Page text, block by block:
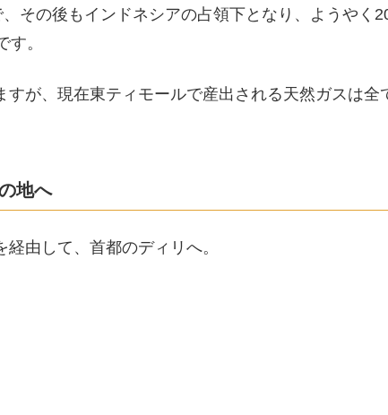
その後もインドネシアの占領下となり、ようやく
。
が、現在東ティモールで産出される天然ガスは全
地へ
由して、首都のディリへ。